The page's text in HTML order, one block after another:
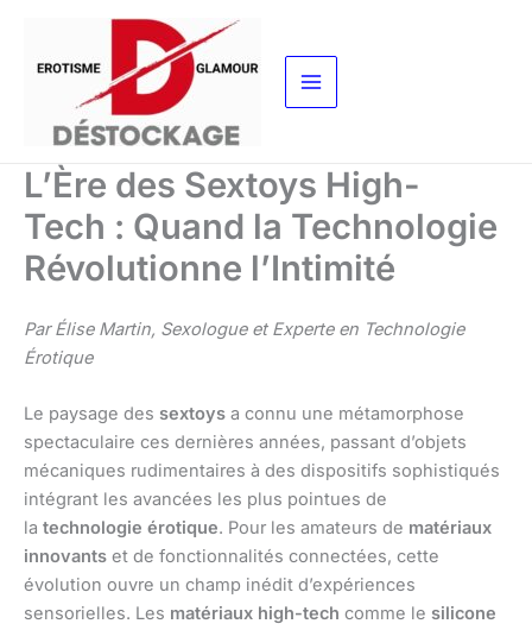
contenu
L’Ère des Sextoys High-
Tech : Quand la Technologie
Révolutionne l’Intimité
Par Élise Martin, Sexologue et Experte en Technologie
Érotique
Le paysage des sextoys a connu une métamorphose
spectaculaire ces dernières années, passant d’objets
mécaniques rudimentaires à des dispositifs sophistiqués
intégrant les avancées les plus pointues de
la technologie érotique. Pour les amateurs de matériaux
innovants et de fonctionnalités connectées, cette
évolution ouvre un champ inédit d’expériences
sensorielles. Les matériaux high-tech comme le silicone